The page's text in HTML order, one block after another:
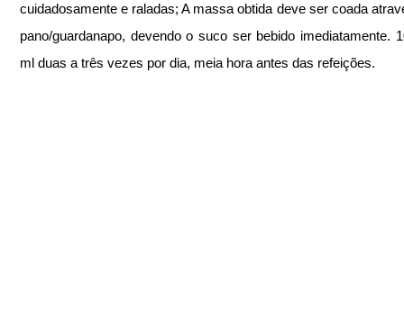
cuidadosamente e raladas; A massa obtida deve ser coada
pano/guardanapo, devendo o suco ser bebido imediatamente.
ml duas a três vezes por dia, meia hora antes das refeições.